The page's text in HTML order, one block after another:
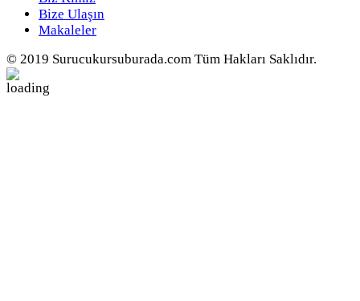
Bize Ulaşın
Makaleler
© 2019 Surucukursuburada.com Tüm Hakları Saklıdır.